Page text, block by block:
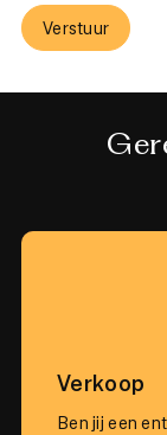
Verstuur
Verkoop
Ben jij een